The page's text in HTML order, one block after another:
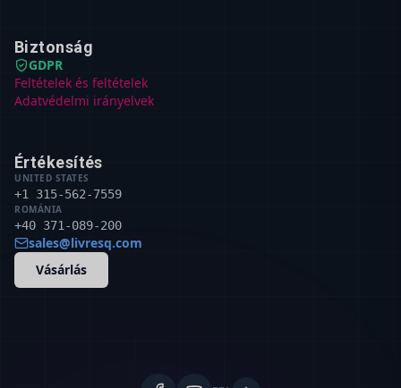
Biztonság
GDPR
Feltételek és feltételek
Adatvédelmi irányelvek
Értékesítés
UNITED STATES
+1 315-562-7559
ROMÁNIA
+40 371-089-200
sales@livresq.com
Vásárlás